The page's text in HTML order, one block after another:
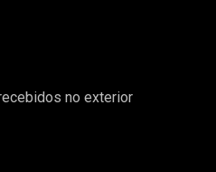
no exterior